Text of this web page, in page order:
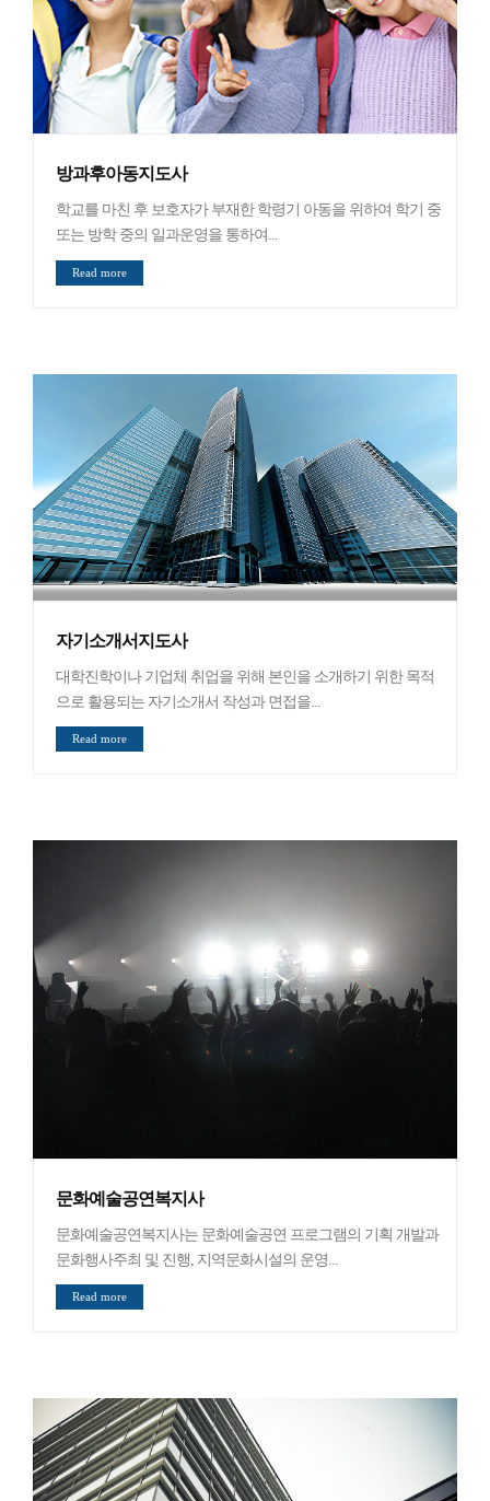
방과후아동지도사
학교를 마친 후 보호자가 부재한 학령기 아동을 위하여 학기 중
또는 방학 중의 일과운영을 통하여...
Read more
자기소개서지도사
대학진학이나 기업체 취업을 위해 본인을 소개하기 위한 목적
으로 활용되는 자기소개서 작성과 면접을...
Read more
문화예술공연복지사
문화예술공연복지사는 문화예술공연 프로그램의 기획 개발과
문화행사주최 및 진행, 지역문화시설의 운영...
Read more